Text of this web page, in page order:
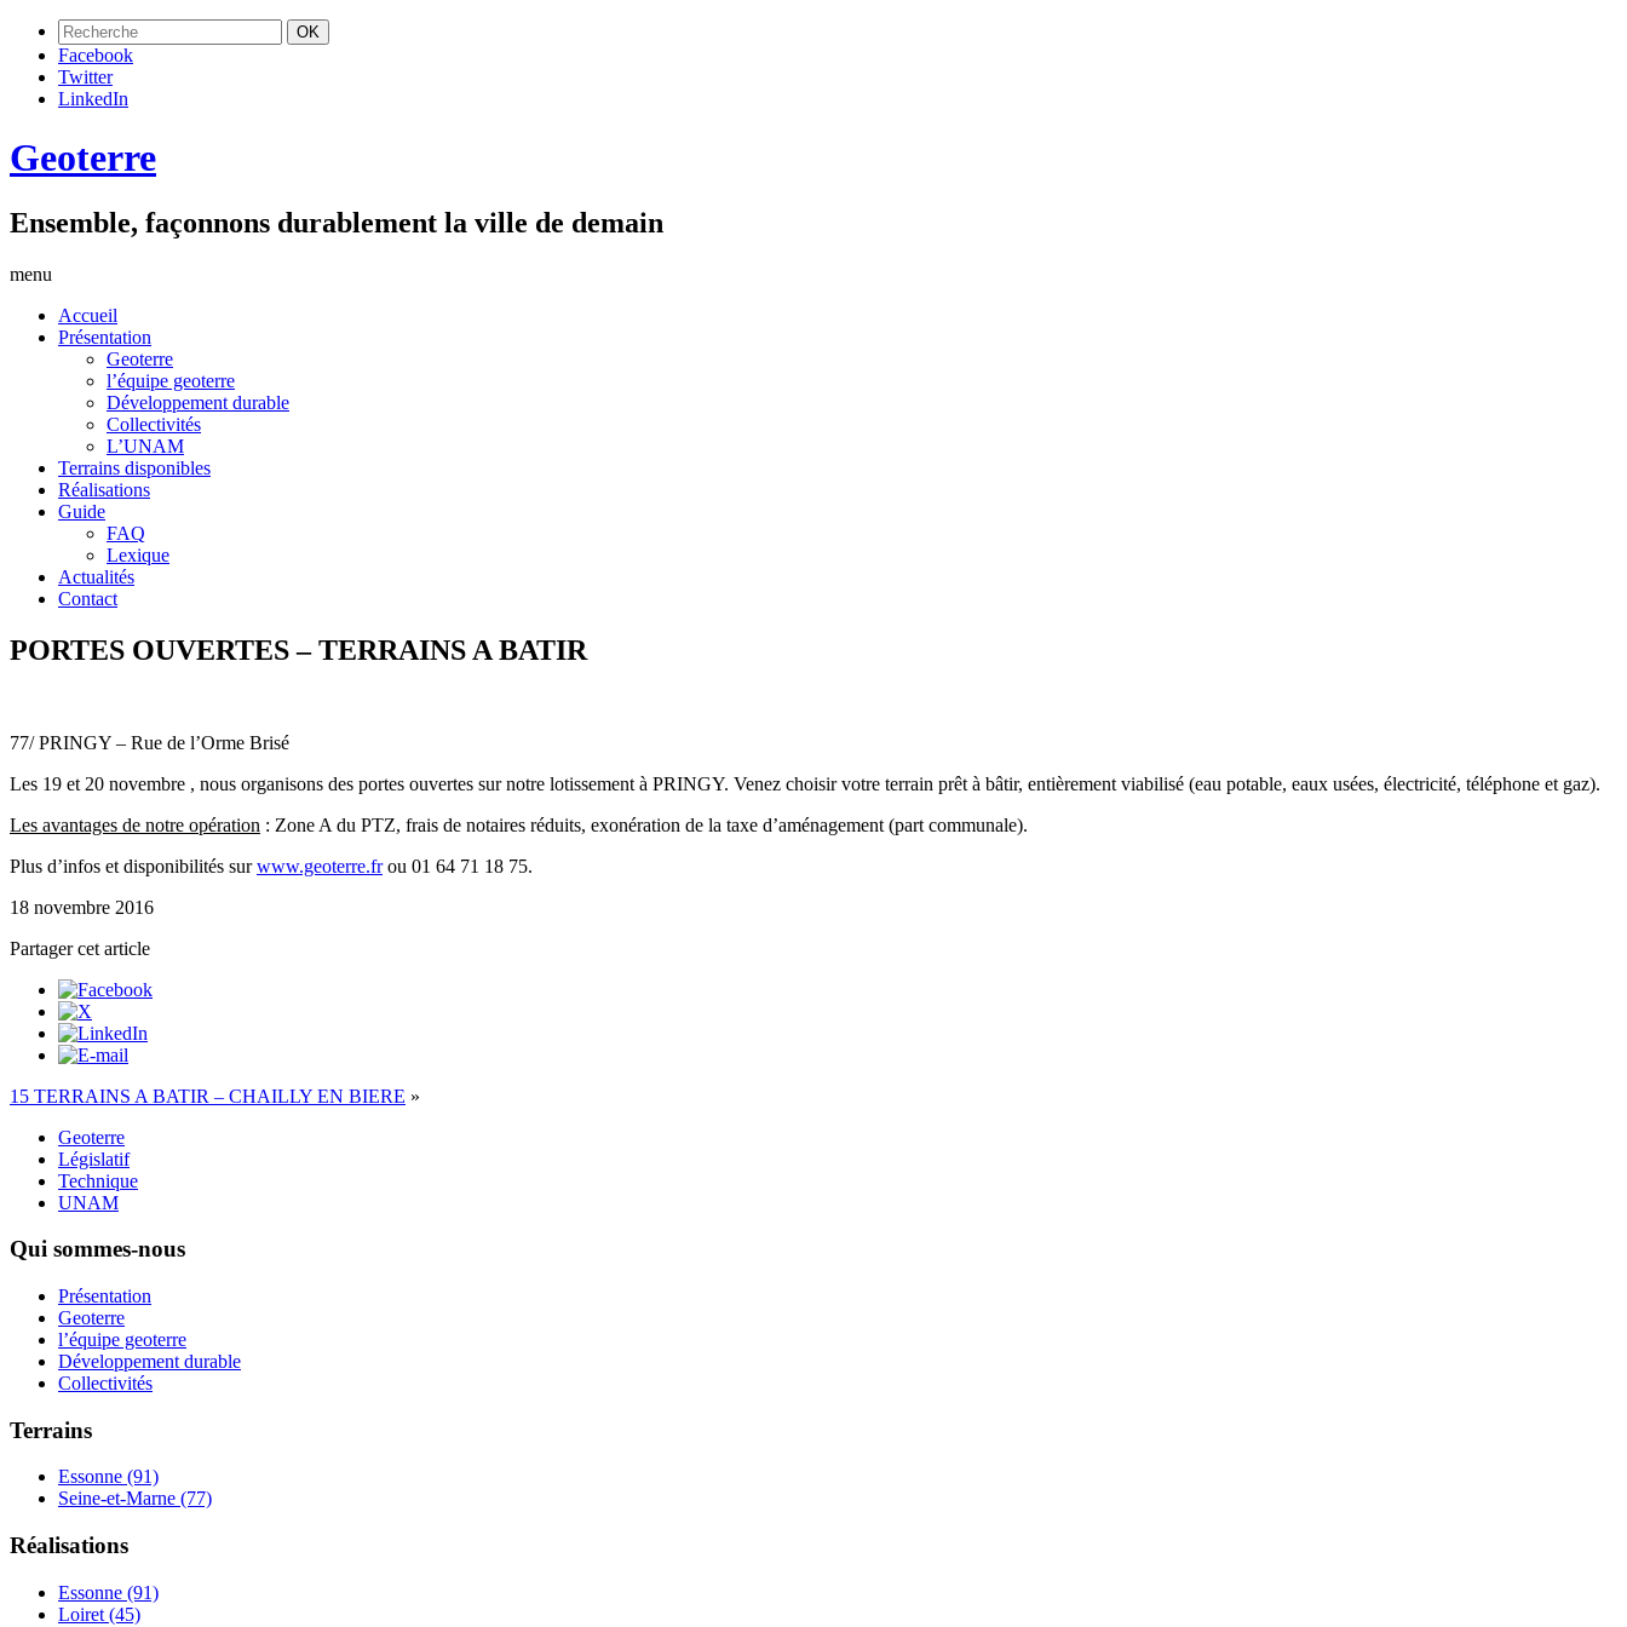
Facebook
Twitter
LinkedIn
Geoterre
Ensemble, façonnons durablement la ville de demain
menu
Accueil
Présentation
Geoterre
l’équipe geoterre
Développement durable
Collectivités
L’UNAM
Terrains disponibles
Réalisations
Guide
FAQ
Lexique
Actualités
Contact
PORTES OUVERTES – TERRAINS A BATIR
77/ PRINGY – Rue de l’Orme Brisé
Les 19 et 20 novembre , nous organisons des portes ouvertes sur notre lotissement à PRINGY. Venez choisir votre terrain prêt à bâtir, entièrement viabilisé (eau potable, eaux usées, électricité, téléphone et gaz).
Les avantages de notre opération : Zone A du PTZ, frais de notaires réduits, exonération de la taxe d’aménagement (part communale).
Plus d’infos et disponibilités surwww.geoterre.frou 01 64 71 18 75.
18 novembre 2016
Partager cet article
15 TERRAINS A BATIR – CHAILLY EN BIERE »
Geoterre
Législatif
Technique
UNAM
Qui sommes-nous
Présentation
Geoterre
l’équipe geoterre
Développement durable
Collectivités
Terrains
Essonne (91)
Seine-et-Marne (77)
Réalisations
Essonne (91)
Loiret (45)